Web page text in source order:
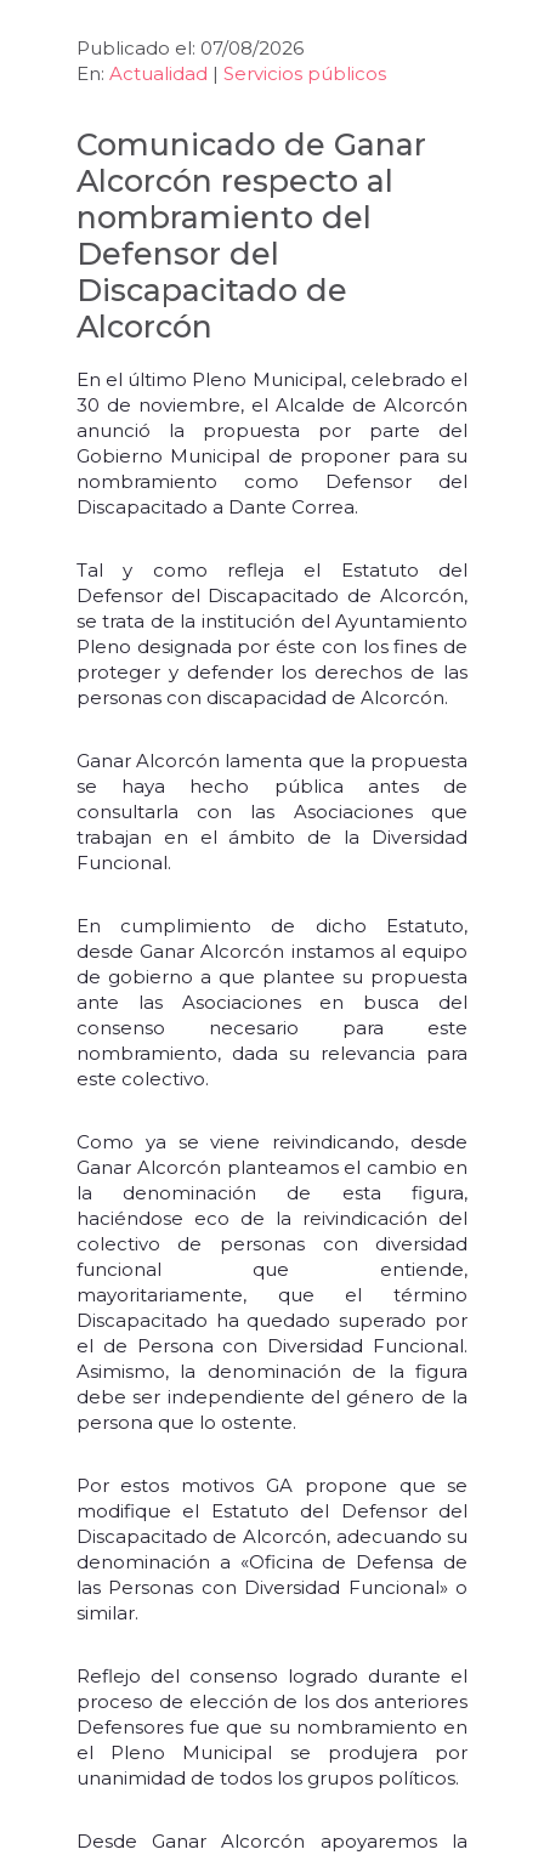
Publicado el: 07/08/2026
En: Actualidad | Servicios públicos
Comunicado de Ganar
Alcorcón respecto al
nombramiento del
Defensor del
Discapacitado de
Alcorcón
En el último Pleno Municipal, celebrado el
30 de noviembre, el Alcalde de Alcorcón
anunció la propuesta por parte del
Gobierno Municipal de proponer para su
nombramiento como Defensor del
Discapacitado a Dante Correa.
Tal y como refleja el Estatuto del
Defensor del Discapacitado de Alcorcón,
se trata de la institución del Ayuntamiento
Pleno designada por éste con los fines de
proteger y defender los derechos de las
personas con discapacidad de Alcorcón.
Ganar Alcorcón lamenta que la propuesta
se haya hecho pública antes de
consultarla con las Asociaciones que
trabajan en el ámbito de la Diversidad
Funcional.
En cumplimiento de dicho Estatuto,
desde Ganar Alcorcón instamos al equipo
de gobierno a que plantee su propuesta
ante las Asociaciones en busca del
consenso necesario para este
nombramiento, dada su relevancia para
este colectivo.
Como ya se viene reivindicando, desde
Ganar Alcorcón planteamos el cambio en
la denominación de esta figura,
haciéndose eco de la reivindicación del
colectivo de personas con diversidad
funcional que entiende,
mayoritariamente, que el término
Discapacitado ha quedado superado por
el de Persona con Diversidad Funcional.
Asimismo, la denominación de la figura
debe ser independiente del género de la
persona que lo ostente.
Por estos motivos GA propone que se
modifique el Estatuto del Defensor del
Discapacitado de Alcorcón, adecuando su
denominación a «Oficina de Defensa de
las Personas con Diversidad Funcional» o
similar.
Reflejo del consenso logrado durante el
proceso de elección de los dos anteriores
Defensores fue que su nombramiento en
el Pleno Municipal se produjera por
unanimidad de todos los grupos políticos.
Desde Ganar Alcorcón apoyaremos la